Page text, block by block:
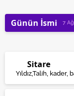
Günün İsmi 7
Sitare
Yıldız,Talih, kader,